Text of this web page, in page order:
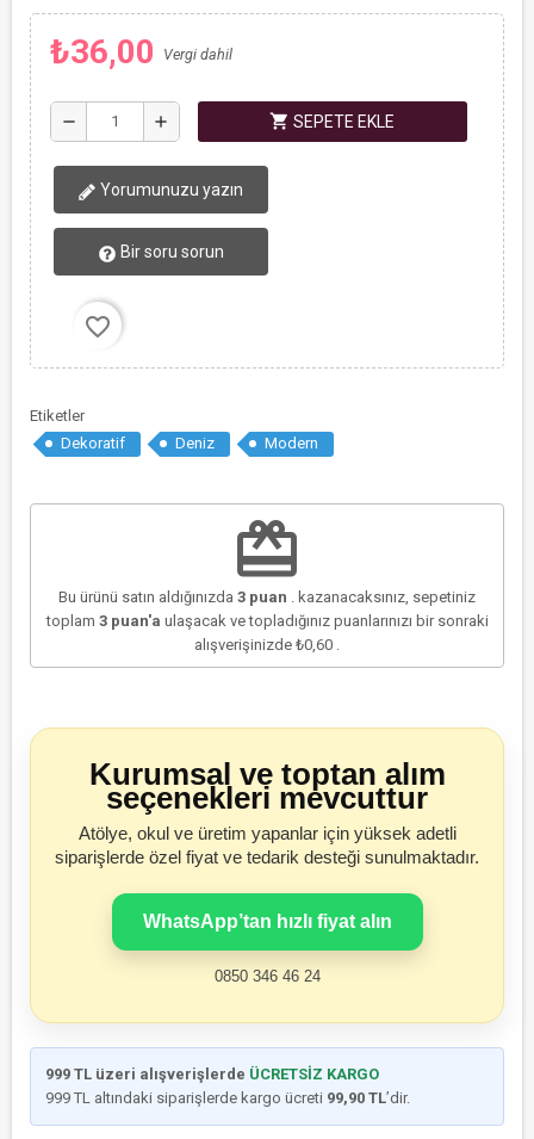
₺36,00 Vergi dahil
remove add shopping_cart SEPETE EKLE
Yorumunuzu yazın
Bir soru sorun
favorite_border
Etiketler
Dekoratif
Deniz Modern
redeem
Bu ürünü satın aldığınızda 3 puan . kazanacaksınız, sepetiniz
toplam 3puan'a ulaşacak ve topladığınız puanlarınızı bir sonraki
alışverişinizde ₺0,60
Kurumsal ve toptan alım
seçenekleri mevcuttur
Atölye, okul ve üretim yapanlar için yüksek adetli
siparişlerde özel fiyat ve tedarik desteği sunulmaktadır.
WhatsApp’tan hızlı fiyat alın
0850 346 46 24
999 TL üzeri alışverişlerde ÜCRETSİZ KARGO
999 TL altındaki siparişlerde kargo ücreti 99,90 TL’dir.